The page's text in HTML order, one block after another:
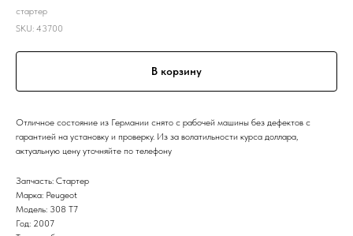
стартер
SKU: 43700
В корзину
Отличное состояние из Германии снято с рабочей машины без дефектов с
гарантией на установку и проверку. Из за волатильности курса доллара,
актуальную цену уточняйте по телефону
Запчасть: Стартер
Марка: Peugeot
Модель: 308 T7
Год: 2007